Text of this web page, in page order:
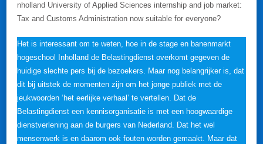
nholland University of Applied Sciences internship and job market:
Tax and Customs Administration now suitable for everyone?
Het is interessant om te weten, hoe in de stage en banenmarkt
hogeschool Inholland de Belastingdienst overkomt gegeven de
huidige slechte pers bij de bezoekers. Maar nog belangrijker is, dat
dit bij uitstek de momenten zijn om het jonge publiek met de
jeukwoorden ‘het eerlijke verhaal’ te vertellen. Dat de
Belastingdienst een kennisorganisatie is met een hoogwaardige
dienstverlening aan de burgers van Nederland. Dat het wel
mensenwerk is en daarom ook fouten worden gemaakt. Maar dat